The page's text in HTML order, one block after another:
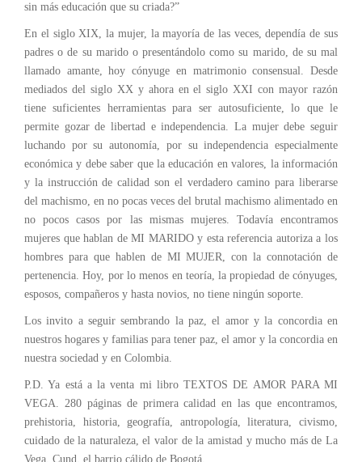
sin más educación que su criada?”
En el siglo XIX, la mujer, la mayoría de las veces, dependía de sus
padres o de su marido o presentándolo como su marido, de su mal
llamado amante, hoy cónyuge en matrimonio consensual. Desde
mediados del siglo XX y ahora en el siglo XXI con mayor razón
tiene suficientes herramientas para ser autosuficiente, lo que le
permite gozar de libertad e independencia. La mujer debe seguir
luchando por su autonomía, por su independencia especialmente
económica y debe saber que la educación en valores, la información
y la instrucción de calidad son el verdadero camino para liberarse
del machismo, en no pocas veces del brutal machismo alimentado en
no pocos casos por las mismas mujeres. Todavía encontramos
mujeres que hablan de MI MARIDO y esta referencia autoriza a los
hombres para que hablen de MI MUJER, con la connotación de
pertenencia. Hoy, por lo menos en teoría, la propiedad de cónyuges,
esposos, compañeros y hasta novios, no tiene ningún soporte.
Los invito a seguir sembrando la paz, el amor y la concordia en
nuestros hogares y familias para tener paz, el amor y la concordia en
nuestra sociedad y en Colombia.
P.D. Ya está a la venta mi libro TEXTOS DE AMOR PARA MI
VEGA. 280 páginas de primera calidad en las que encontramos,
prehistoria, historia, geografía, antropología, literatura, civismo,
cuidado de la naturaleza, el valor de la amistad y mucho más de La
Vega, Cund. el barrio cálido de Bogotá.